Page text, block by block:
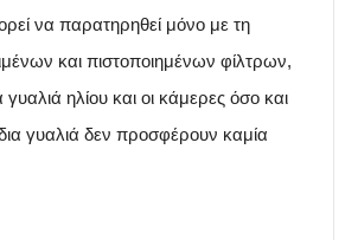
να παρατηρηθεί μόνο με τη
και πιστοποιημένων φίλτρων,
ηλίου και οι κάμερες όσο και
γυαλιά δεν προσφέρουν καμία